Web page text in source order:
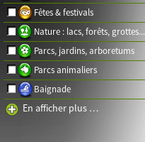
Fêtes & festivals
Nature : lacs, forêts, grottes...
Parcs, jardins, arboretums
Parcs animaliers
Baignade
En afficher plus …